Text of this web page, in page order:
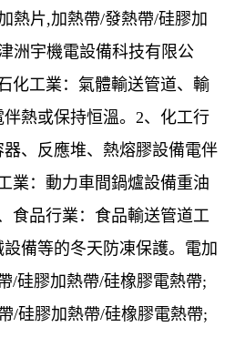
熱片,加熱帶/發熱帶/硅膠加
洲宇機電設備科技有限公
化工業：氣體輸送管道、輸
熱或保持恒溫。2、化工行
、反應堆、熱熔膠設備電伴
業：動力車間鍋爐設備重油
食品行業：食品輸送管道工
備等的冬天防凍保護。電加
/硅膠加熱帶/硅橡膠電熱帶;
/硅膠加熱帶/硅橡膠電熱帶;